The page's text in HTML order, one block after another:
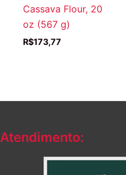
Cassava Flour, 20
oz (567 g)
R$173,77
Atendimento: